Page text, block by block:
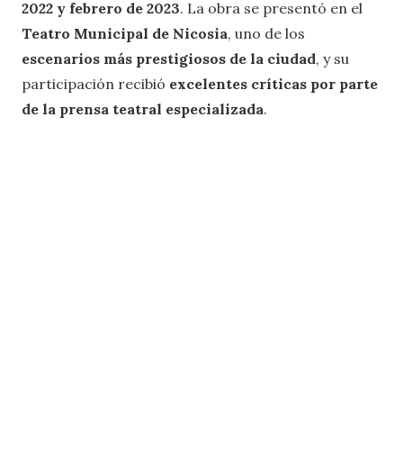
2022 y febrero de 2023. La obra se presentó en el
Teatro Municipal de Nicosia, uno de los
escenarios más prestigiosos de la ciudad, y su
participación recibió excelentes críticas por parte
de la prensa teatral especializada.